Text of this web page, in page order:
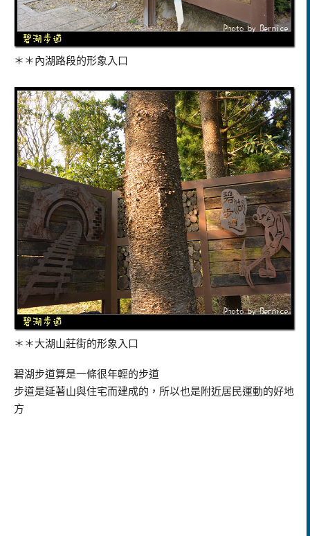
＊＊內湖路段的形象入口
＊＊大湖山莊街的形象入口
碧湖步道算是一條很年輕的步道
步道是延著山與住宅而建成的，所以也是附近居民運動的好地
方